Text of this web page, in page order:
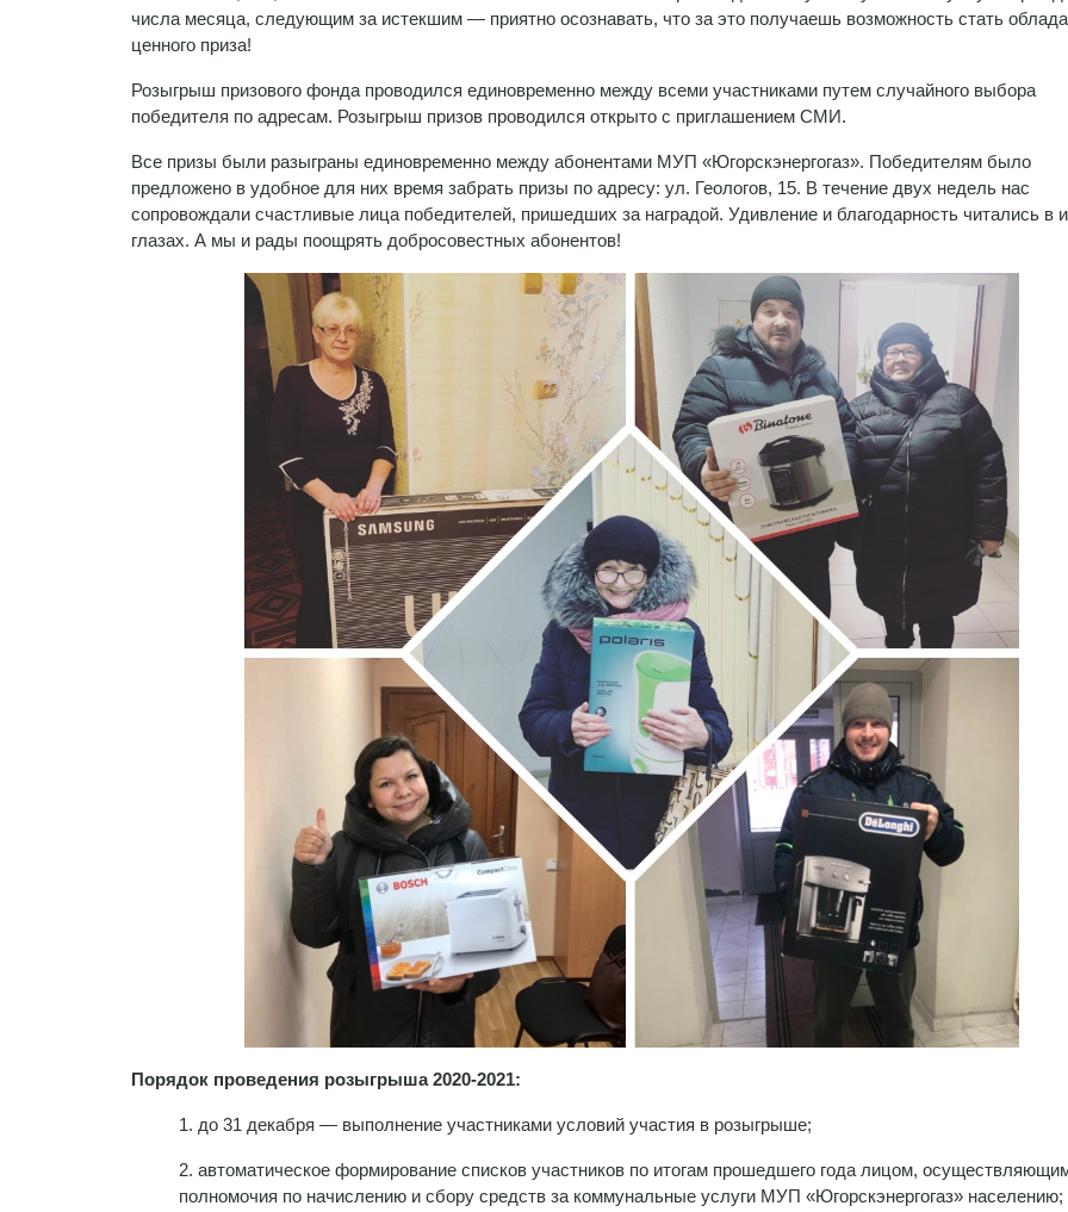
числа месяца, следующим за истекшим — приятно осознавать, что за это получаешь возможность стать
ценного приза!
Розыгрыш призового фонда проводился единовременно между всеми участниками путем случайного выбора
победителя по адресам. Розыгрыш призов проводился открыто с приглашением СМИ.
Все призы были разыграны единовременно между абонентами МУП «Югорскэнергогаз». Победителям было
предложено в удобное для них время забрать призы по адресу: ул. Геологов, 15. В течение двух недель нас
сопровождали счастливые лица победителей, пришедших за наградой. Удивление и благодарность читались в
глазах. А мы и рады поощрять добросовестных абонентов!
Порядок проведения розыгрыша 2020-2021:
1. до 31 декабря — выполнение участниками условий участия в розыгрыше;
2. автоматическое формирование списков участников по итогам прошедшего года лицом,
полномочия по начислению и сбору средств за коммунальные услуги МУП «Югорскэнергогаз» населению;